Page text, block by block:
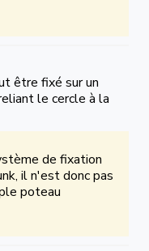
être fixé sur un
le cercle à la
de fixation
il n'est donc pas
poteau